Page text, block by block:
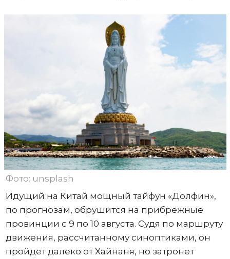
Фото: unsplash
Идущий на Китай мощный тайфун «Долфин»,
по прогнозам, обрушится на прибрежные
провинции с 9 по 10 августа. Судя по маршруту
движения, рассчитанному синоптиками, он
пройдет далеко от Хайнаня, но затронет